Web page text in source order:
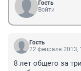
Гость
Войти
Гость
22 февраля 2013,
8 лет общего за